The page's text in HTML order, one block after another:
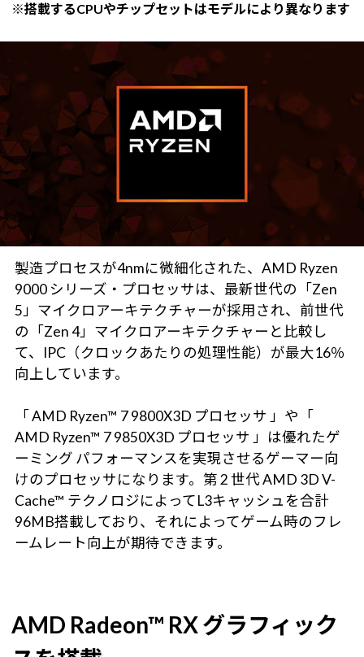
※搭載するCPUやチップセットはモデルにより異なります
製造プロセスが4nmに微細化された、AMD Ryzen
9000 シリーズ・プロセッサは、最新世代の「Zen
5」マイクロアーキテクチャーが採用され、前世代
の「Zen 4」マイクロアーキテクチャーと比較し
て、IPC（クロックあたりの処理性能）が最大16％
向上しています。
「 AMD Ryzen™ 7 9800X3D プロセッサ 」や「
AMD Ryzen™ 7 9850X3D プロセッサ 」は優れたゲ
ーミング パフォーマンスを実現させるゲーマー向
けのプロセッサになります。第 2 世代 AMD 3D V-
Cache™ テクノロジによってL3キャッシュを合計
96MB搭載しており、それによってゲーム時のフレ
ームレート向上が期待できます。
AMD Radeon™ RX グラフィック